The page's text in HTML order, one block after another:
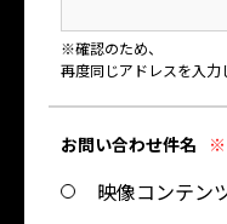
※確認のため、
再度同じアドレスを入力
お問い合わせ件名 ※
映像コンテン